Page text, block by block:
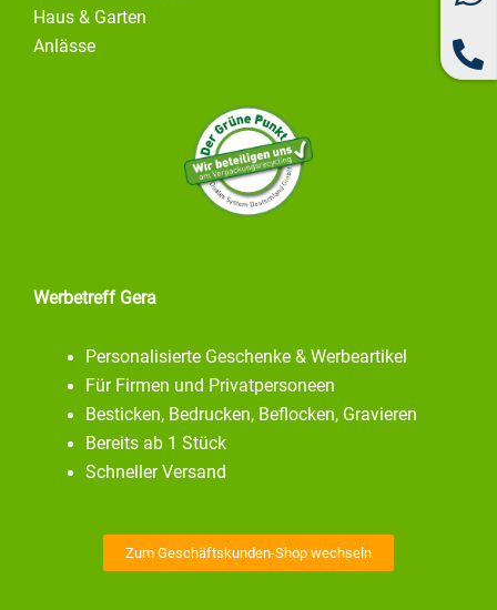
Haus & Garten
Anlässe
Werbetreff Gera
Personalisierte Geschenke & Werbeartikel
Für Firmen und Privatpersoneen
Besticken, Bedrucken, Beflocken, Gravieren
Bereits ab 1 Stück
Schneller Versand
Zum Geschäftskunden-Shop wechseln